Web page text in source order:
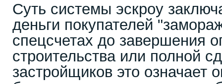
Суть системы эскроу
деньги покупателей
спецсчетах до завершения
строительства или полной
застройщиков это означает